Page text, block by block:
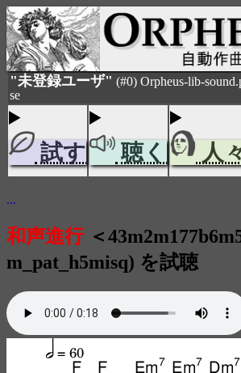
"未登録ユーザ" (#0) Orpheus-lib-
se
試す 聴く 人
...
和声進行＜
m_pat_h5misq) を試聴